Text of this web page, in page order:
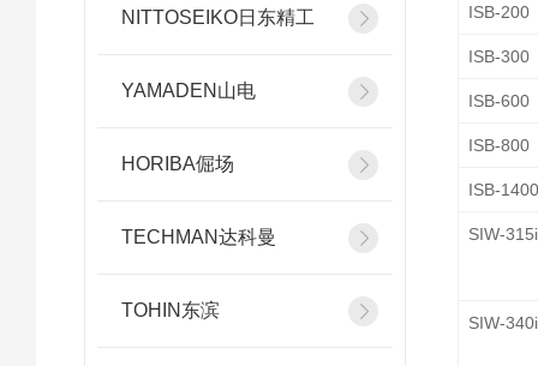
NITTOSEIKO日东精工
YAMADEN山电
HORIBA倔场
TECHMAN达科曼
TOHIN东滨
ISB-200
ISB-300
ISB-600
ISB-800
ISB-
SIW-315i
SIW-340i